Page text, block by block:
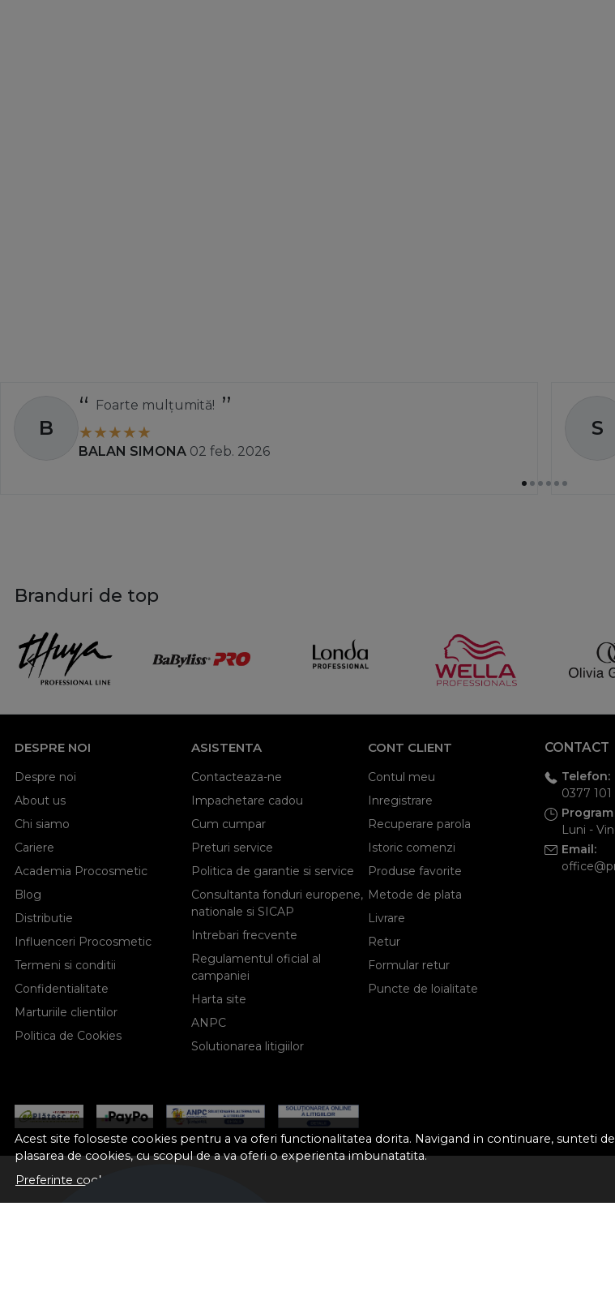
Acest site foloseste cookies pentru a va oferi functionalitatea dorita. Navigand in continuare, sunteti
plasarea de cookies, cu scopul de a va oferi o experienta imbunatatita.
Preferinte cookie-uri
B
Foarte mulțumită!
BALAN SIMONA 02 feb. 2026
S
Branduri de top
DESPRE NOI
Despre noi
About us
Chi siamo
Cariere
Academia Procosmetic
Blog
Distributie
Influenceri Procosmetic
Termeni si conditii
Confidentialitate
Marturiile clientilor
Politica de Cookies
ASISTENTA
Contacteaza-ne
Impachetare cadou
Cum cumpar
Preturi service
Politica de garantie si service
Consultanta fonduri europene,
nationale si SICAP
Intrebari frecvente
Regulamentul oficial al
campaniei
Harta site
ANPC
Solutionarea litigiilor
CONT CLIENT
Contul meu
Inregistrare
Recuperare parola
Istoric comenzi
Produse favorite
Metode de plata
Livrare
Retur
Formular retur
Puncte de loialitate
CONTACT
Telefon:
0377 101
Luni -
Email: